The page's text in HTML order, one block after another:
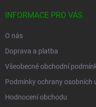
INFORMACE PRO VÁS
O nás
Doprava a platba
Všeobecné obchodní
Podmínky ochrany osobních
Hodnocení obchodu